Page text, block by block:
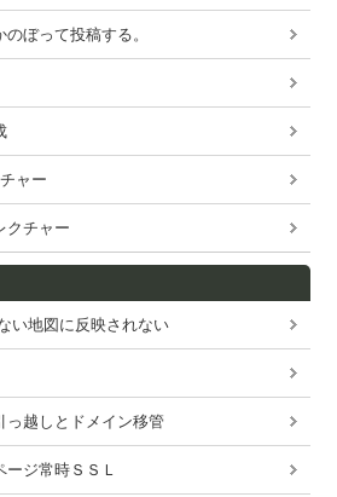
ぼって投稿する。
ャー
クチャー
い地図に反映されない
っ越しとドメイン移管
ジ常時ＳＳＬ